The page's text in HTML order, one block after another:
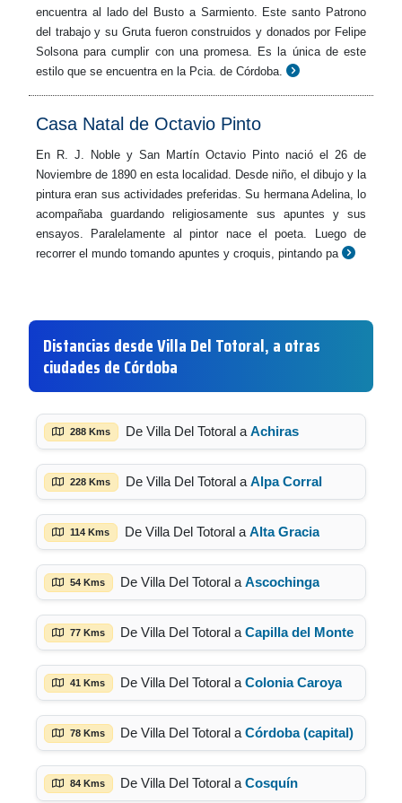
encuentra al lado del Busto a Sarmiento. Este santo Patrono
del trabajo y su Gruta fueron construidos y donados por Felipe
Solsona para cumplir con una promesa. Es la única de este
estilo que se encuentra en la Pcia. de Córdoba.
Casa Natal de Octavio Pinto
En R. J. Noble y San Martín Octavio Pinto nació el 26 de
Noviembre de 1890 en esta localidad. Desde niño, el dibujo y la
pintura eran sus actividades preferidas. Su hermana Adelina, lo
acompañaba guardando religiosamente sus apuntes y sus
ensayos. Paralelamente al pintor nace el poeta. Luego de
recorrer el mundo tomando apuntes y croquis, pintando pa
Distancias desde Villa Del Totoral, a otras
ciudades de Córdoba
288 Kms De Villa Del Totoral a Achiras
228 Kms De Villa Del Totoral a Alpa Corral
114 Kms De Villa Del Totoral a Alta Gracia
54 Kms De Villa Del Totoral a Ascochinga
77 Kms De Villa Del Totoral a Capilla del Monte
41 Kms De Villa Del Totoral a Colonia Caroya
78 Kms De Villa Del Totoral a Córdoba (capital)
84 Kms De Villa Del Totoral a Cosquín